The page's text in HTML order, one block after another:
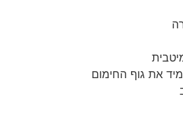
את גוף החימום